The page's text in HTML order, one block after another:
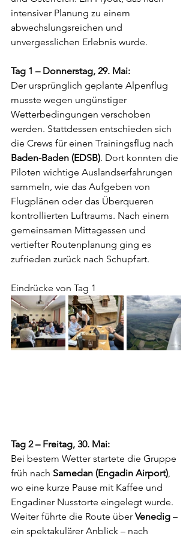
intensiver Planung zu einem
abwechslungsreichen und
unvergesslichen Erlebnis wurde.
Tag 1 – Donnerstag, 29. Mai:
Der ursprünglich geplante Alpenflug
musste wegen ungünstiger
Wetterbedingungen verschoben
werden. Stattdessen entschieden sich
die Crews für einen Trainingsflug nach
Baden-Baden (EDSB). Dort konnten die
Piloten wichtige Auslandserfahrungen
sammeln, wie das Aufgeben von
Flugplänen oder das Überqueren
kontrollierten Luftraums. Nach einem
gemeinsamen Mittagessen und
vertiefter Routenplanung ging es
zufrieden zurück nach Schupfart.
Eindrücke von Tag 1
Tag 2 – Freitag, 30. Mai:
Bei bestem Wetter startete die Gruppe
früh nach Samedan (Engadin Airport),
wo eine kurze Pause mit Kaffee und
Engadiner Nusstorte eingelegt wurde.
Weiter führte die Route über Venedig –
ein spektakulärer Anblick – nach